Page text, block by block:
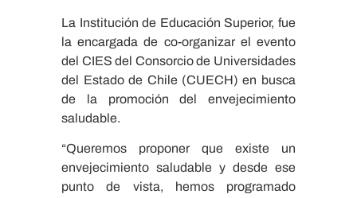
La Institución de Educación Superior, fue
la encargada de co-organizar el evento
del CIES del Consorcio de Universidades
del Estado de Chile (CUECH) en busca
de la promoción del envejecimiento
saludable.
“Queremos proponer que existe un
envejecimiento saludable y desde ese
punto de vista, hemos programado